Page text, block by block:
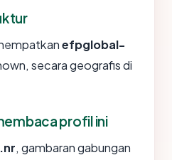
efpglobal-
secara geografis di
profil ini
, gambaran gabungan